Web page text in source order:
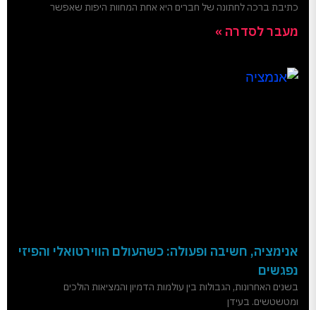
כתיבת ברכה לחתונה של חברים היא אחת המחוות היפות שאפשר
מעבר לסדרה »
אנימציה, חשיבה ופעולה: כשהעולם הווירטואלי והפיזי
נפגשים
בשנים האחרונות, הגבולות בין עולמות הדמיון והמציאות הולכים
ומטשטשים. בעידן